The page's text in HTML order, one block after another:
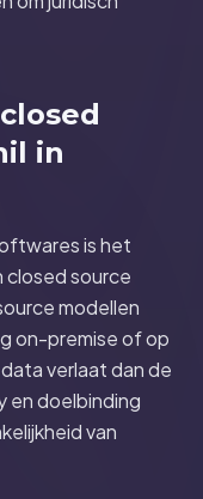
in
is het
closed source
modellen
on-premise of op
verlaat dan de
en doelbinding
van